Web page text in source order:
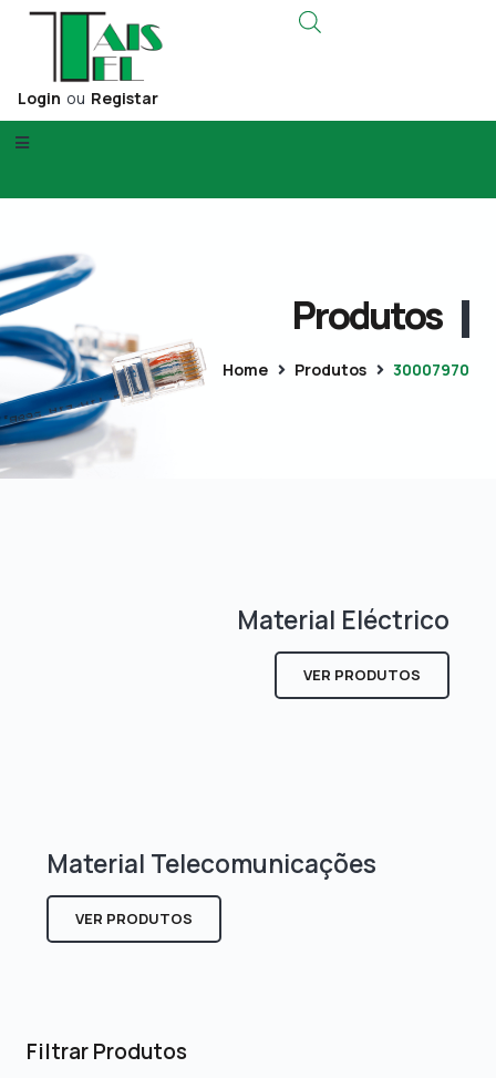
Login ou Registar
Produtos
Home Produtos 30007970
Filtrar Produtos
Material Eléctrico
VER PRODUTOS
Material Telecomunicações
VER PRODUTOS